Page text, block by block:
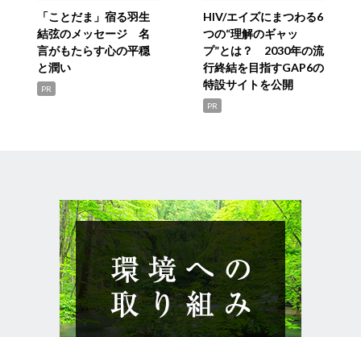
「ことだま」宿る羽生
結弦のメッセージ 名
言がもたらす心の平穏
と潤い
PR
HIV/エイズにまつわる6
つの“理解のギャッ
プ”とは？ 2030年の流
行終結を目指すGAP6の
特設サイトを公開
PR